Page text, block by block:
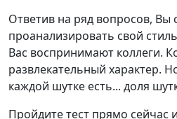
Ответив на ряд вопросов, Вы
проанализировать свой
Вас воспринимают коллеги.
развлекательный характер.
каждой шутке есть... доля
Пройдите тест прямо сейчас